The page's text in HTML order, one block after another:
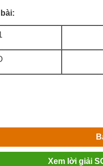
Xem lời giải